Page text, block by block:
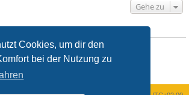
Cookies, um dir den
bei der Nutzung zu
Gehe zu
in diesem Forum erstellen.
diesem Forum
nicht ändern.
in diesem Forum erstellen.